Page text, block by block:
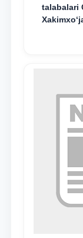
talabalari
hamda
bo‘ldi.